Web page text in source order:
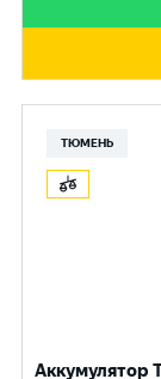
ТЮМЕНЬ
Аккумулятор